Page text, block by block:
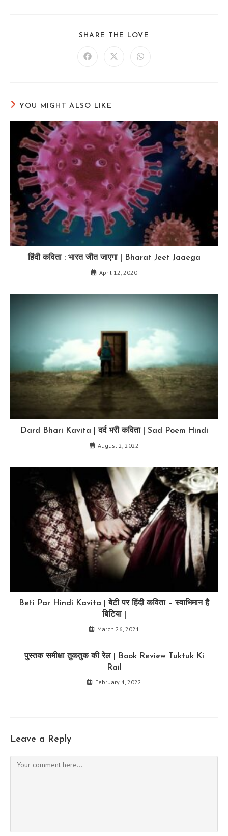
SHARE THE LOVE
Opens Opens Opens
YOU MIGHT ALSO LIKE
हिंदी कविता : भारत जीत जाएगा | Bharat Jeet Jaaega
April 12, 2020
Dard Bhari Kavita | दर्द भरी कविता | Sad Poem Hindi
August 2, 2022
Beti Par Hindi Kavita | बेटी पर हिंदी कविता – स्वाभिमान है
बिटिया |
March 26, 2021
पुस्तक समीक्षा तुकतुक की रेल | Book Review Tuktuk Ki
Rail
February 4, 2022
Leave a Reply
Comment